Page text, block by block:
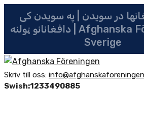
در سویدن | په سویدن کی
دافغانانو ټولنه | Afghanska Föreningen i
Sverige
Skriv till oss:
Swish:1233490885